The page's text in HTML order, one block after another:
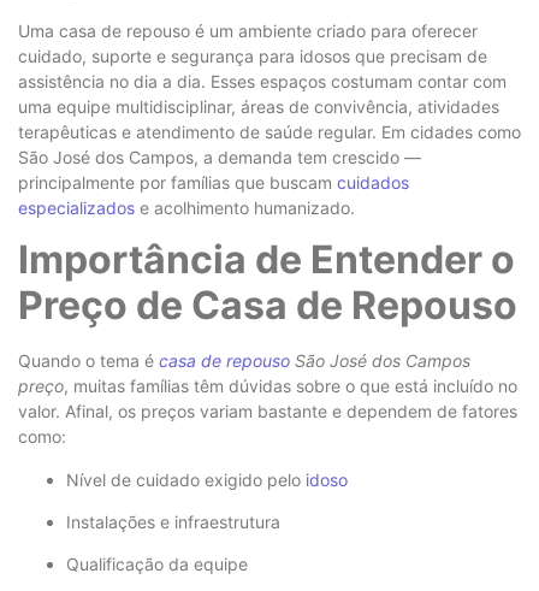
Uma casa de repouso é um ambiente criado para oferecer
cuidado, suporte e segurança para idosos que precisam de
assistência no dia a dia. Esses espaços costumam contar com
uma equipe multidisciplinar, áreas de convivência, atividades
terapêuticas e atendimento de saúde regular. Em cidades como
São José dos Campos, a demanda tem crescido —
principalmente por famílias que buscam cuidados
especializados e acolhimento humanizado.
Importância de Entender o
Preço de Casa de Repouso
Quando o tema é casa de repouso São José dos Campos
preço, muitas famílias têm dúvidas sobre o que está incluído no
valor. Afinal, os preços variam bastante e dependem de fatores
como:
Nível de cuidado exigido pelo idoso
Instalações e infraestrutura
Qualificação da equipe